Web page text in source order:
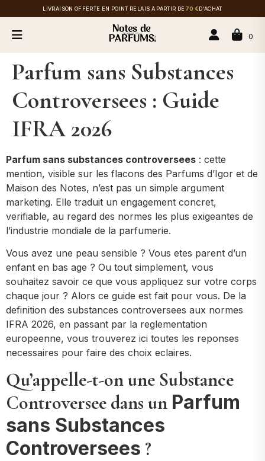
LIVRAISON OFFERTE EN POINT RELAIS À PARTIR DE 70 €D'ACHAT
0
Parfum sans Substances
Controversees : Guide
IFRA 2026
Parfum sans substances controversees : cette
mention, visible sur les flacons des Parfums d’Igor et de
Maison des Notes, n’est pas un simple argument
marketing. Elle traduit un engagement concret,
verifiable, au regard des normes les plus exigeantes de
l’industrie mondiale de la parfumerie.
Vous avez une peau sensible ? Vous etes parent d’un
enfant en bas age ? Ou tout simplement, vous
souhaitez savoir ce que vous appliquez sur votre corps
chaque jour ? Alors ce guide est fait pour vous. De la
definition des substances controversees aux normes
IFRA 2026, en passant par la reglementation
europeenne, vous trouverez ici toutes les reponses
necessaires pour faire des choix eclaires.
Qu’appelle-t-on une Substance
Controversee dans un Parfum
sans Substances
Controversees ?